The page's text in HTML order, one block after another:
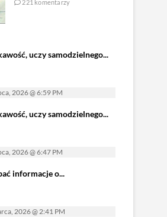
221 komentarzy
uczy samodzielnego...
2026 @ 6:59 PM
uczy samodzielnego...
2026 @ 6:47 PM
informacje o...
2026 @ 2:41 PM